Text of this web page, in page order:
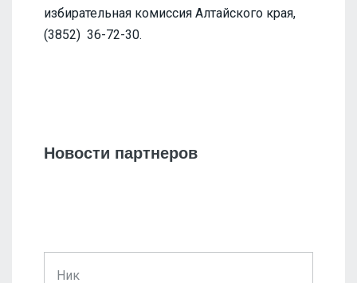
избирательная комиссия Алтайского края,
(3852) 36-72-30.
Новости партнеров